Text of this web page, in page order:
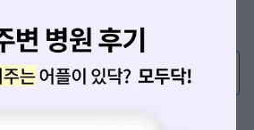
, 궁금한 점이 있나요?
가 직접 답해드려요!
요